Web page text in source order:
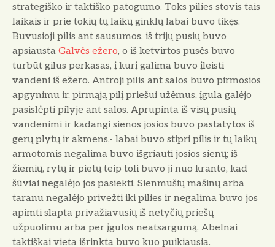
strategiško ir taktiško patogumo. Toks pilies stovis tais
laikais ir prie tokių tų laikų ginklų labai buvo tikęs.
Buvusioji pilis ant sausumos, iš trijų pusių buvo
apsiausta Galvės ežero, o iš ketvirtos pusės buvo
turbūt gilus perkasas, į kurį galima buvo įleisti
vandeni iš ežero. Antroji pilis ant salos buvo pirmosios
apgynimu ir, pirmąją pilį priešui užėmus, įgula galėjo
pasislėpti pilyje ant salos. Aprupinta iš visų pusių
vandenimi ir kadangi sienos josios buvo pastatytos iš
gerų plytų ir akmens,- labai buvo stipri pilis ir tų laikų
armotomis negalima buvo išgriauti josios sienų; iš
žiemių, rytų ir pietų teip toli buvo ji nuo kranto, kad
šūviai negalėjo jos pasiekti. Sienmušių mašinų arba
taranu negalėjo privežti iki pilies ir negalima buvo jos
apimti slapta privažiavusių iš netyčių priešų
užpuolimu arba per įgulos neatsargumą. Abelnai
taktiškai vieta išrinkta buvo kuo puikiausia.